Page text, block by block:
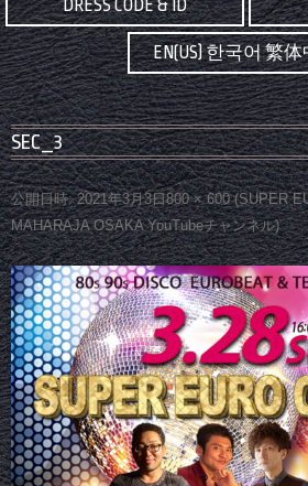
DRESS CODE & ID
EN(US) 한국어 繁
SEC_3
公開日時: 2021年3月3日800 × 600(SUPER
MAHARAJA OSAKA YouTubeチャンネル)